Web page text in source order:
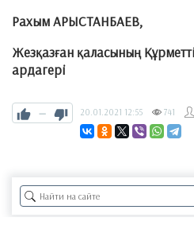
Рахым АРЫСТАНБАЕВ,
Жезқазған қаласының
ардагері
— 20.01.2021 12:55 741